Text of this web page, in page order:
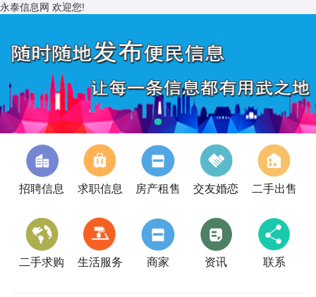
永泰信息网 欢迎您!
招聘信息 求职信息 房产租售 交友婚恋 二手出售
二手求购 生活服务 商家 资讯 联系